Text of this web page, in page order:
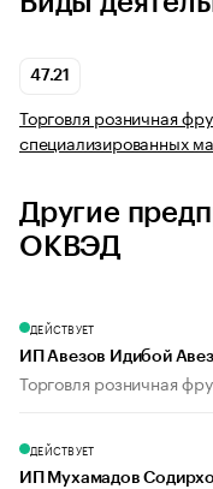
47.21
Торговля розничная
специализированных
Другие
ОКВЭД
ДЕЙСТВУЕТ
ИП Авезов Идибой
Торговля розничная
ДЕЙСТВУЕТ
ИП Мухамадов